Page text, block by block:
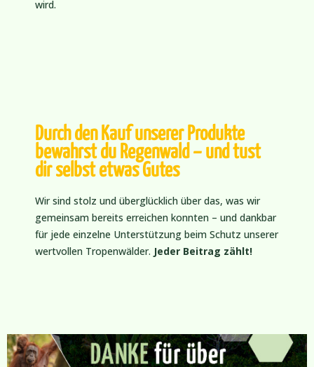
wird.
Durch den Kauf unserer Produkte
bewahrst du Regenwald – und tust
dir selbst etwas Gutes
Wir sind stolz und überglücklich über das, was wir
gemeinsam bereits erreichen konnten – und dankbar
für jede einzelne Unterstützung beim Schutz unserer
wertvollen Tropenwälder. Jeder Beitrag zählt!